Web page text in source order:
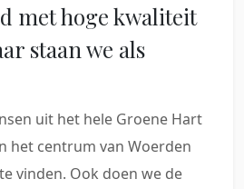
met hoge kwaliteit
staan we als
uit het hele Groene Hart
het centrum van Woerden
vinden. Ook doen we de